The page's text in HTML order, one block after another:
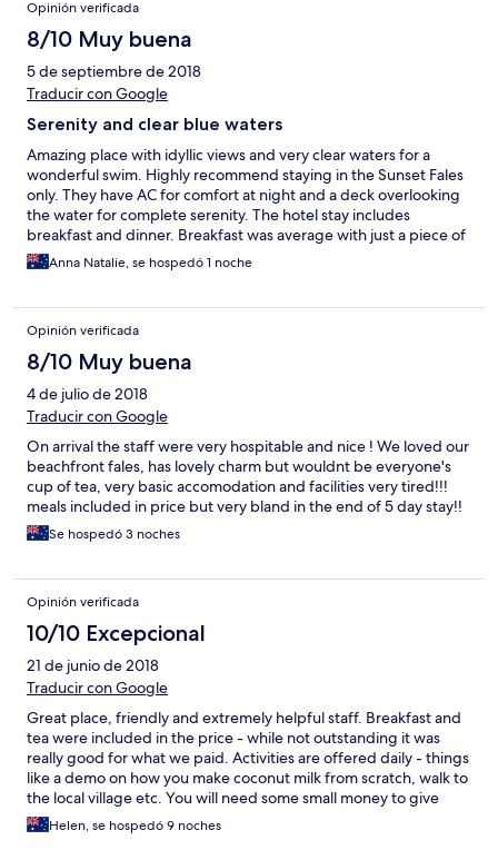
Opinión verificada
8/10 Muy buena
5 de septiembre de 2018
Traducir con Google
Serenity and clear blue waters
Amazing place with idyllic views and very clear waters for a
wonderful swim. Highly recommend staying in the Sunset Fales
only. They have AC for comfort at night and a deck overlooking
the water for complete serenity. The hotel stay includes
breakfast and dinner. Breakfast was average with just a piece of
toast and dinner likewise. From taking to other guests it would
appear the food is a hit or miss and the previous night the food
that the people working there are so lovely and when we asked
if we could buy food they agreed to open up the lunch menu so
that we could go to bed satisfied. I highly recommend a night or
two here and we look forward to going back in the future.
Anna Natalie, se hospedó 1 noche
Opinión verificada
8/10 Muy buena
4 de julio de 2018
Traducir con Google
On arrival the staff were very hospitable and nice ! We loved our
beachfront fales, has lovely charm but wouldnt be everyone's
cup of tea, very basic accomodation and facilities very tired!!!
meals included in price but very bland in the end of 5 day stay!!
Se hospedó 3 noches
Opinión verificada
10/10 Excepcional
21 de junio de 2018
Traducir con Google
Great place, friendly and extremely helpful staff. Breakfast and
tea were included in the price - while not outstanding it was
really good for what we paid. Activities are offered daily - things
like a demo on how you make coconut milk from scratch, walk to
the local village etc. You will need some small money to give
donations for some of these things. Thursday nights are Fia Fia
nights (pardon the spelling this may not be right!!) anyway,
Helen, se hospedó 9 noches